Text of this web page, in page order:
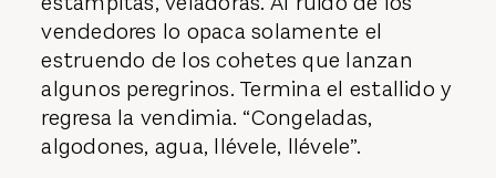
vendedores lo opaca solamente el
estruendo de los cohetes que lanzan
algunos peregrinos. Termina el estallido y
regresa la vendimia. “Congeladas,
algodones, agua, llévele, llévele”.